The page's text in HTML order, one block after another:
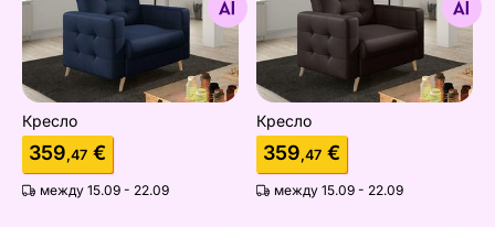
Найдите похожие
Кресло
359,47 €
между 15.09 - 22.09
Найдите похожие
Кресло
359,47 €
между 15.09 - 22.09